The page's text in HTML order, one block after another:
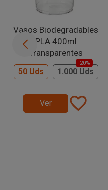
Vasos Biodegradables
PLA 400ml
Transparentes
50 Uds 1.000 Uds
-20%
Ver favorite_border